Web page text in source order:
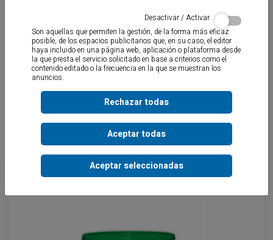
WA-1010
Desactivar / Activar
Son aquellas que permiten la gestión, de la forma más eficaz
posible, de los espacios publicitarios que, en su caso, el editor
haya incluido en una página web, aplicación o plataforma desde
la que presta el servicio solicitado en base a criterios como el
contenido editado o la frecuencia en la que se muestran los
anuncios.
Rechazar todas
Aceptar todas
Aceptar seleccionadas